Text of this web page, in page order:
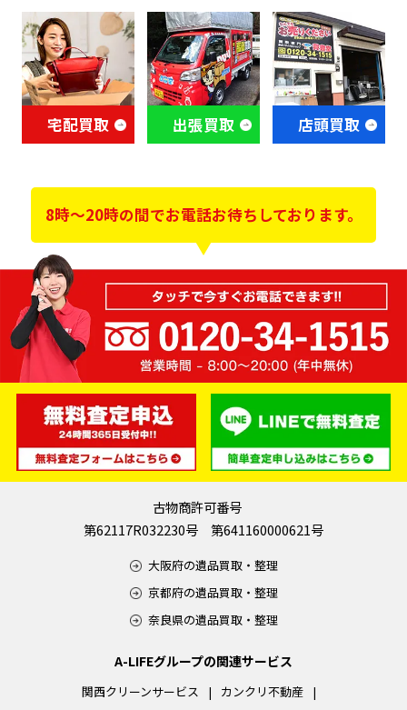
宅配買取 出張買取 店頭買取
8時～20時の間でお電話お待ちしております。
古物商許可番号
第62117R032230号 第641160000621号
大阪府の遺品買取・整理
京都府の遺品買取・整理
奈良県の遺品買取・整理
A-LIFEグループの関連サービス
関西クリーンサービス
カンクリ不動産